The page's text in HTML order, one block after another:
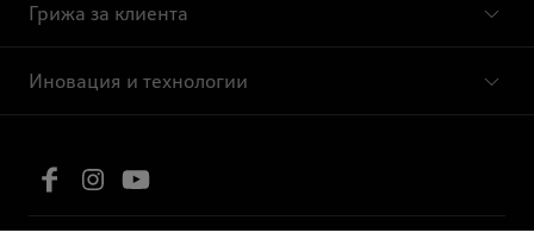
Грижа за клиента
Иновация и технологии